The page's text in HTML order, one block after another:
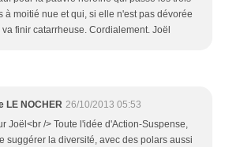
à moitié nue et qui, si elle n'est pas dévorée
finir catarrheuse. Cordialement. Joël
LE NOCHER 26/10/2013 05:53
Joël<br /> Toute l'idée d'Action-Suspense,
suggérer la diversité, avec des polars aussi